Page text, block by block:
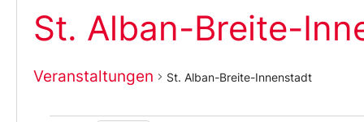
St. Alban-Breite-
Veranstaltungen St. Alban-Breite-Innenstadt